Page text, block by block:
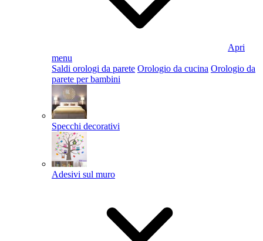
Apri
menu
Saldi orologi da parete Orologio da cucina Orologio da
parete per bambini
Specchi decorativi
Adesivi sul muro